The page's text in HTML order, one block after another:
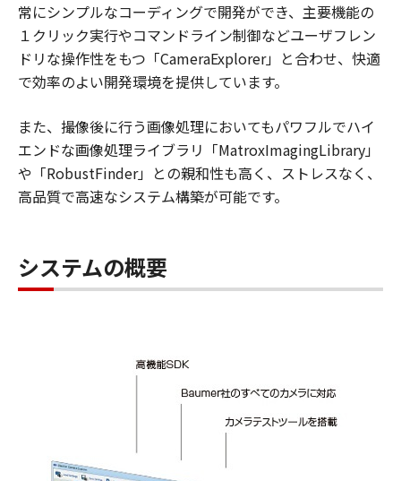
常にシンプルなコーディングで開発ができ、主要機能の
１クリック実行やコマンドライン制御などユーザフレン
ドリな操作性をもつ「CameraExplorer」と合わせ、快適
で効率のよい開発環境を提供しています。
また、撮像後に行う画像処理においてもパワフルでハイ
エンドな画像処理ライブラリ「MatroxImagingLibrary」
や「RobustFinder」との親和性も高く、ストレスなく、
高品質で高速なシステム構築が可能です。
システムの概要